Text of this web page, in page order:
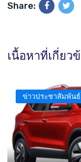
Share:
เนื้อหาที่เกี่ยว
ข่าวประชาสัมพันธ์